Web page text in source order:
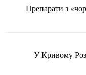
Препарати з
У Кривому